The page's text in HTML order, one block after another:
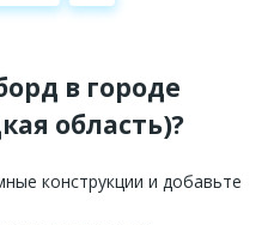
в городе
область)?
конструкции и добавьте